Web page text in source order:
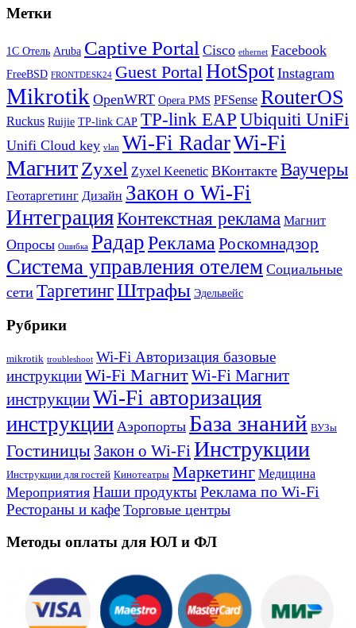
Метки
1С Отель Aruba Captive Portal Cisco ethernet Facebook
FreeBSD FRONTDESK24 Guest PortalHotSpot Instagram
Mikrotik OpenWRT Opera PMS PFSense RouterOS
Ruckus Ruijie TP-link CAP TP-link EAP Ubiquiti UniFi
Unifi Cloud key vlan Wi-Fi RadarWi-Fi
МагнитZyxel Zyxel Keenetic ВКонтакте Ваучеры
Геотаргетинг Дизайн Закон о Wi-Fi
ИнтеграцияКонтекстная реклама Магнит
Опросы Ошибка РадарРеклама Роскомнадзор
Система управления отелем Социальные
сети ТаргетингШтрафы Эдельвейс
Рубрики
mikrotik troubleshoot Wi-Fi Авторизация базовые
инструкцииWi-Fi МагнитWi-Fi Магнит
инструкцииWi-Fi авторизация
инструкции Аэропорты База знаний ВУЗы
Гостиницы Закон о Wi-FiИнструкции
Инструкции для гостей Кинотеатры Маркетинг Медицина
Мероприятия Наши продуктыРеклама по Wi-Fi
Рестораны и кафе Торговые центры
Методы оплаты для ЮЛ и ФЛ